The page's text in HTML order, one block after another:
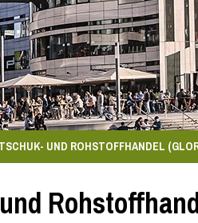
UND ROHSTOFFHANDEL